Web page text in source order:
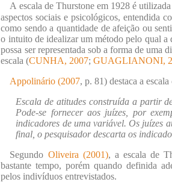
A escala de Thurstone em 1928 é
aspectos sociais e psicológicos, entendida
como sendo a quantidade de afeição ou
o intuito de idealizar um método pelo qual a
possa ser representada sob a forma de
escala (CUNHA, 2007;GUAGLIANONI,
Appolinário (2007, p. 81) destaca a
Escala de atitudes construída a partir
Pode-se fornecer aos juízes, por
indicadores de uma variável. Os juízes
final, o pesquisador descarta os
Segundo Oliveira (2001), a escala de
bastante tempo, porém quando definida
pelos indivíduos entrevistados.